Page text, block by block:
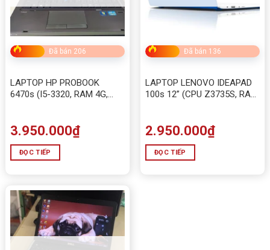
Đã bán 206
LAPTOP HP PROBOOK
6470s (I5-3320, RAM 4G,
3.950.000₫
ĐỌC TIẾP
Đã bán 136
LAPTOP LENOVO IDEAPAD
100s 12” (CPU Z3735S, RAM
2.950.000₫
ĐỌC TIẾP